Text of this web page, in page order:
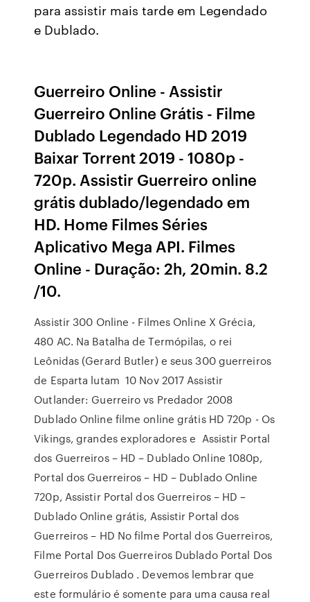
para assistir mais tarde em Legendado
e Dublado.
Guerreiro Online - Assistir
Guerreiro Online Grátis - Filme
Dublado Legendado HD 2019
Baixar Torrent 2019 - 1080p -
720p. Assistir Guerreiro online
grátis dublado/legendado em
HD. Home Filmes Séries
Aplicativo Mega API. Filmes
Online - Duração: 2h, 20min. 8.2
/10.
Assistir 300 Online - Filmes Online X Grécia,
480 AC. Na Batalha de Termópilas, o rei
Leônidas (Gerard Butler) e seus 300 guerreiros
de Esparta lutam 10 Nov 2017 Assistir
Outlander: Guerreiro vs Predador 2008
Dublado Online filme online grátis HD 720p - Os
Vikings, grandes exploradores e Assistir Portal
dos Guerreiros – HD – Dublado Online 1080p,
Portal dos Guerreiros – HD – Dublado Online
720p, Assistir Portal dos Guerreiros – HD –
Dublado Online grátis, Assistir Portal dos
Guerreiros – HD No filme Portal dos Guerreiros,
Filme Portal Dos Guerreiros Dublado Portal Dos
Guerreiros Dublado . Devemos lembrar que
este formulário é somente para uma causa real